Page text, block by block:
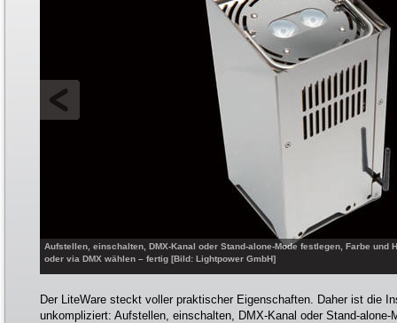
Aufstellen, einschalten, DMX-Kanal oder Stand-alone-Mode festlegen, Farbe und
oder via DMX wählen – fertig [Bild: Lightpower GmbH]
Der LiteWare steckt voller praktischer Eigenschaften. Daher ist die
unkompliziert: Aufstellen, einschalten, DMX-Kanal oder Stand-alone-